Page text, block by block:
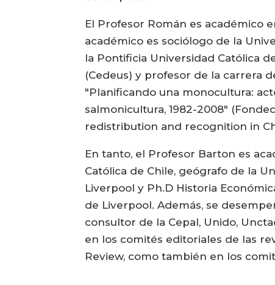
El Profesor Román es académico
académico es sociólogo de la
la Pontificia Universidad Católica
(Cedeus) y profesor de la carrera
"Planificando una monocultura:
salmonicultura, 1982-2008"
redistribution and recognition in
En tanto, el Profesor Barton es
Católica de Chile, geógrafo de la
Liverpool y Ph.D Historia
de Liverpool. Además, se
consultor de la Cepal, Unido,
en los comités editoriales de las
Review, como también en los